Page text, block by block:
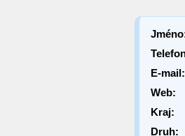
E-mail:
Web:
Kraj:
Druh: